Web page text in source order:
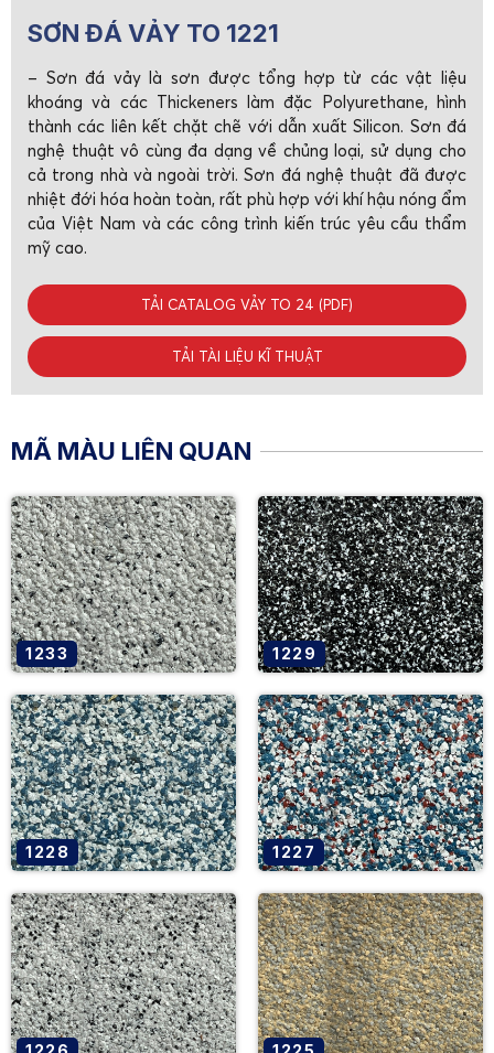
SƠN ĐÁ VẢY TO 1221
– Sơn đá vảy là sơn được tổng hợp từ các vật liệu
khoáng và các Thickeners làm đặc Polyurethane, hình
thành các liên kết chặt chẽ với dẫn xuất Silicon. Sơn đá
nghệ thuật vô cùng đa dạng về chủng loại, sử dụng cho
cả trong nhà và ngoài trời. Sơn đá nghệ thuật đã được
nhiệt đới hóa hoàn toàn, rất phù hợp với khí hậu nóng ẩm
của Việt Nam và các công trình kiến trúc yêu cầu thẩm
mỹ cao.
TẢI CATALOG VẢY TO 24 (PDF)
TẢI TÀI LIỆU KĨ THUẬT
MÃ MÀU LIÊN QUAN
1233 1229
1228 1227